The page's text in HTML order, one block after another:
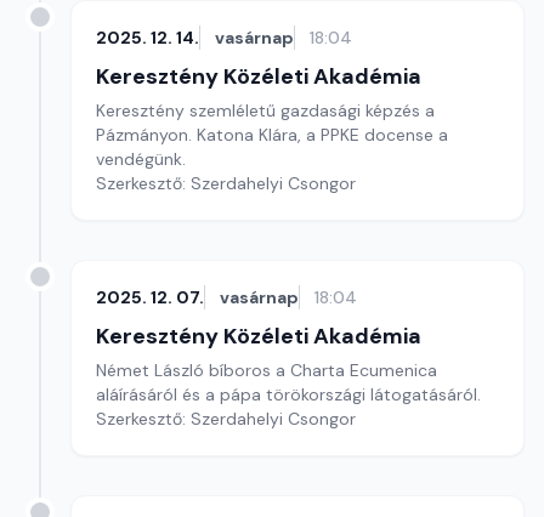
2025. 12. 14. vasárnap 18:04
Keresztény Közéleti Akadémia
Keresztény szemléletű gazdasági képzés a
Pázmányon. Katona Klára, a PPKE docense a
vendégünk.
Szerkesztő: Szerdahelyi Csongor
2025. 12. 07. vasárnap 18:04
Keresztény Közéleti Akadémia
Német László bíboros a Charta Ecumenica
aláírásáról és a pápa törökországi látogatásáról.
Szerkesztő: Szerdahelyi Csongor